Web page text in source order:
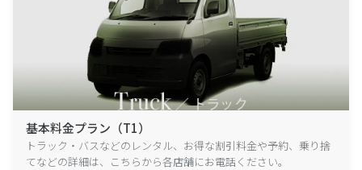
基本料金プラン（T1）
トラック・バスなどのレンタル、お得な割引料金や予約、乗り捨
てなどの詳細は、こちらから各店舗にお電話ください。